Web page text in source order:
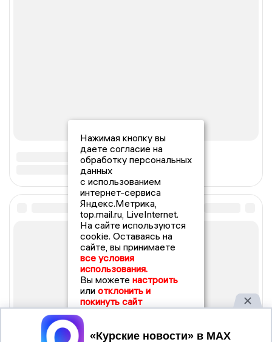
Нажимая кнопку вы
даете согласие на
обработку персональных
данных
с использованием
интернет-сервиса
Яндекс.Метрика,
top.mail.ru, LiveInternet.
На сайте используются
cookie. Оставаясь на
сайте, вы принимаете
все условия
использования.
Вы можете настроить
или отклонить и
покинуть сайт
Принять